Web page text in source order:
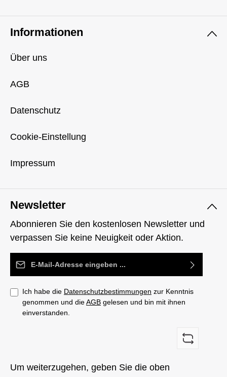
Newsletter
Abonnieren Sie den kostenlosen Newsletter und
verpassen Sie keine Neuigkeit oder Aktion.
E-Mail-Adresse*
Ich habe die Datenschutzbestimmungen zur Kenntnis
genommen und dieAGB gelesen und bin mit ihnen
einverstanden.
Um weiterzugehen, geben Sie die oben
Informationen
Über uns
AGB
Datenschutz
Cookie-Einstellung
Impressum